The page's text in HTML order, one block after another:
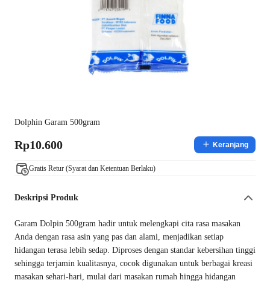
Dolphin Garam 500gram
Rp10.600 Keranjang
Gratis Retur (Syarat dan Ketentuan Berlaku)
Deskripsi Produk
Garam Dolpin 500gram hadir untuk melengkapi cita rasa masakan
Anda dengan rasa asin yang pas dan alami, menjadikan setiap
hidangan terasa lebih sedap. Diproses dengan standar kebersihan tinggi
sehingga terjamin kualitasnya, cocok digunakan untuk berbagai kreasi
masakan sehari-hari, mulai dari masakan rumah hingga hidangan